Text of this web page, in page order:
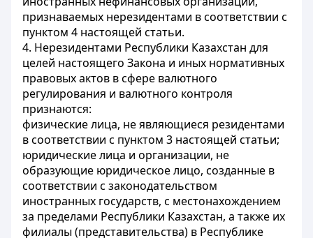
признаваемых нерезидентами в соответствии с
пунктом 4 настоящей статьи.
4. Нерезидентами Республики Казахстан для
целей настоящего Закона и иных нормативных
правовых актов в сфере валютного
регулирования и валютного контроля
признаются:
физические лица, не являющиеся резидентами
в соответствии с пунктом 3 настоящей статьи;
юридические лица и организации, не
образующие юридическое лицо, созданные в
соответствии с законодательством
иностранных государств, с местонахождением
за пределами Республики Казахстан, а также их
филиалы (представительства) в Республике